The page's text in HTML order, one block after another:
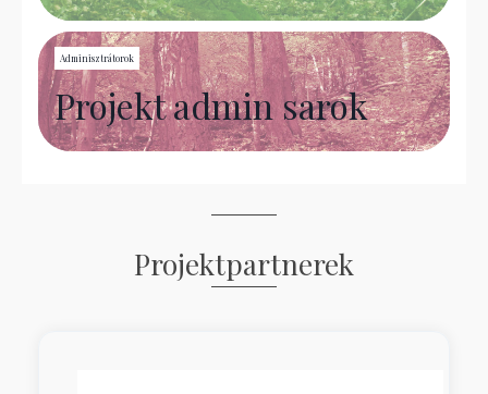
Adminisztrátorok
Projekt admin sarok
Projektpartnerek